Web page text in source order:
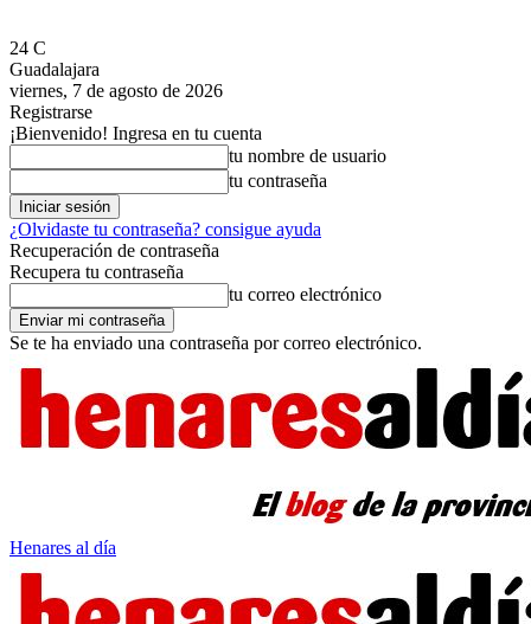
24 C
Guadalajara
viernes, 7 de agosto de 2026
Registrarse
¡Bienvenido! Ingresa en tu cuenta
tu nombre de usuario
tu contraseña
¿Olvidaste tu contraseña? consigue ayuda
Recuperación de contraseña
Recupera tu contraseña
tu correo electrónico
Se te ha enviado una contraseña por correo electrónico.
Henares al día